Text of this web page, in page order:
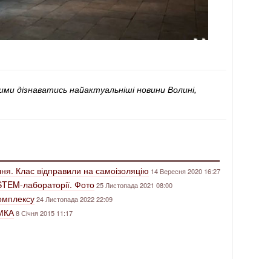
дізнаватись найактуальніші новини Волині,
Клас відправили на самоізоляцію 14 Вересня 2020 16:27
лабораторії. Фото25 Листопада 2021 08:00
24 Листопада 2022 22:09
8 Січня 2015 11:17